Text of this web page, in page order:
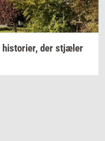
hi­sto­ri­er, der stjæ­ler